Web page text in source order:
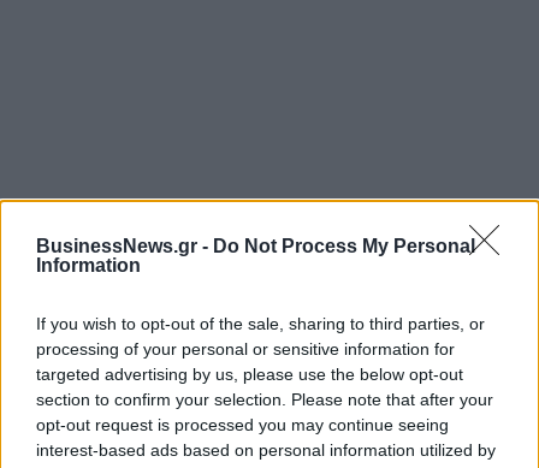
BusinessNews.gr - Do Not Process My Personal
Information
If you wish to opt-out of the sale, sharing to third parties, or
processing of your personal or sensitive information for
targeted advertising by us, please use the below opt-out
section to confirm your selection. Please note that after your
opt-out request is processed you may continue seeing
interest-based ads based on personal information utilized by
εκατ. ευρώ ο τζίρος
06/08/2026 - 18:10 ΟΙΚΟΝΟΜΙΑ
ΟΠΕΚΑ: Αύριο η δεύτερη πληρωμή των δικαιούχων
του Λογαριασμού Αγροτικής Εστίας
06/08/2026 - 17:40 ΟΙΚΟΝΟΜΙΑ